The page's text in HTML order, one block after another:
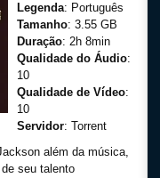
Legenda: Português
Tamanho: 3.55 GB
Duração: 2h 8min
Qualidade do Áudio:
10
Qualidade de Vídeo:
10
Servidor: Torrent
além da música,
seu talento